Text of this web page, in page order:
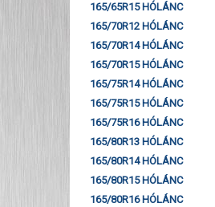
165/65R15 HÓLÁNC
165/70R12 HÓLÁNC
165/70R14 HÓLÁNC
165/70R15 HÓLÁNC
165/75R14 HÓLÁNC
165/75R15 HÓLÁNC
165/75R16 HÓLÁNC
165/80R13 HÓLÁNC
165/80R14 HÓLÁNC
165/80R15 HÓLÁNC
165/80R16 HÓLÁNC